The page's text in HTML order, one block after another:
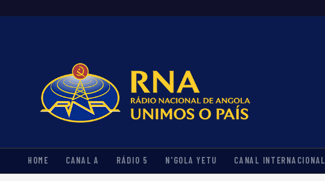
HOME CANAL A RÁDIO 5 N'GOLA YETU CANAL INTERNACIONAL